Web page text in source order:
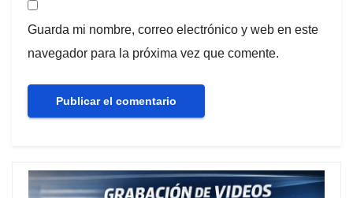
Guarda mi nombre, correo electrónico y web en este
navegador para la próxima vez que comente.